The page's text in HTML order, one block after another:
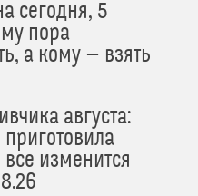
сегодня, 5
пора
а кому — взять
августа:
изменится